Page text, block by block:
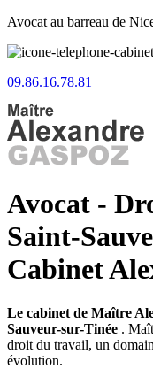
Avocat au barreau de
09.86.16.78.81
Avocat -
Saint-
Cabinet
Le cabinet de Maître
Sauveur-sur-Tinée .
droit du travail, un
évolution.